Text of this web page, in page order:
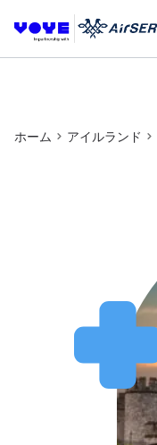
ホーム アイルランド